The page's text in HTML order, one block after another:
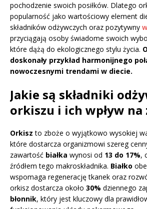
pochodzenie swoich posiłków. Dlatego
popularność jako wartościowy element
składników odżywczych oraz pozytywny
przyciągają osoby świadome swoich
które dążą do ekologicznego stylu życia.
doskonały przykład harmonijnego
nowoczesnymi trendami w diecie.
Jakie są składniki
orkiszu i ich wpływ na
Orkisz to zboże o wyjątkowo wysokiej
które dostarcza organizmowi szereg
zawartość białka wynosi od 13 do 17%,
źródłem tego makroskładnika. Białko
wspomaga regenerację tkanek oraz
orkisz dostarcza około 30% dziennego
błonnik, który jest kluczowy dla